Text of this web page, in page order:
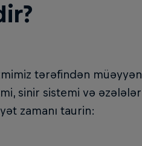
tərəfindən müəyyən
sinir sistemi və əzələlər
zamanı taurin: